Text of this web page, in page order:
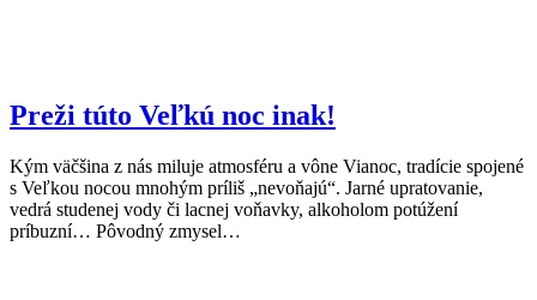
Preži túto Veľkú noc inak!
Kým väčšina z nás miluje atmosféru a vône Vianoc, tradície spojené
s Veľkou nocou mnohým príliš „nevoňajú“. Jarné upratovanie,
vedrá studenej vody či lacnej voňavky, alkoholom potúžení
príbuzní… Pôvodný zmysel…